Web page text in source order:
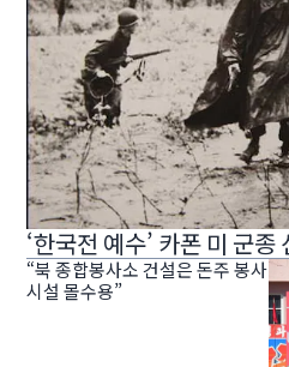
‘한국전 예수’ 카폰 미 군종
“북 종합봉사소 건설은 돈주 봉사
시설 몰수용”